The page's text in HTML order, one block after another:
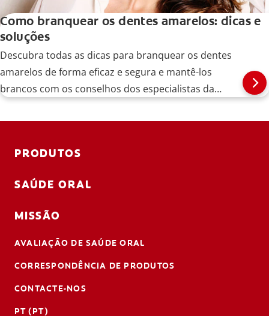
Como branquear os dentes amarelos: dicas e
soluções
Descubra todas as dicas para branquear os dentes
amarelos de forma eficaz e segura e mantê-los
brancos com os conselhos dos especialistas da
PRODUTOS
SAÚDE ORAL
MISSÃO
AVALIAÇÃO DE SAÚDE ORAL
CORRESPONDÊNCIA DE PRODUTOS
CONTACTE-NOS
PT (PT)